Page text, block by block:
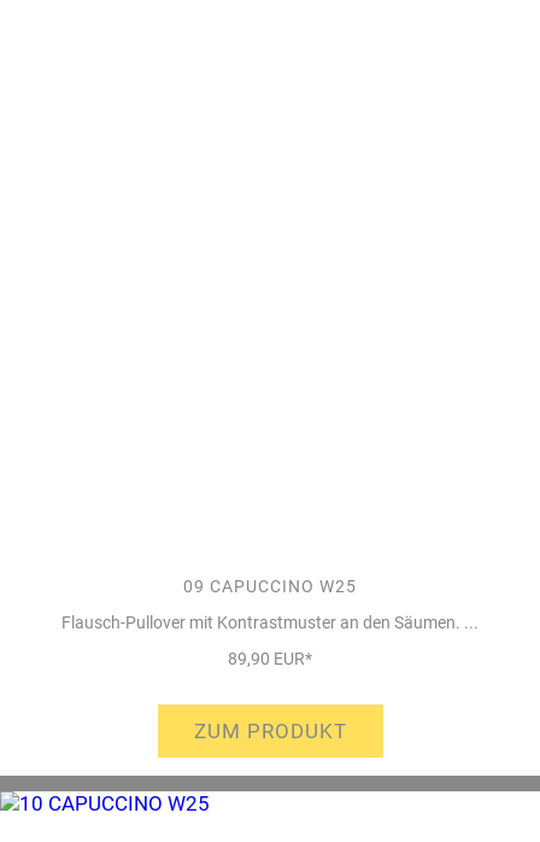
09 CAPUCCINO W25
Flausch-Pullover mit Kontrastmuster an den Säumen. ...
89,90 EUR*
ZUM PRODUKT